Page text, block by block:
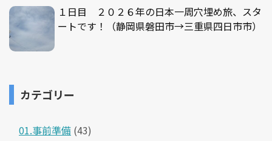
１日目 ２０２６年の日本一周穴埋め旅、スタ
ートです！（静岡県磐田市→三重県四日市市）
カテゴリー
01.事前準備 (43)